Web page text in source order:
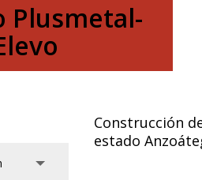
Plusmetal-
Construcción
estado